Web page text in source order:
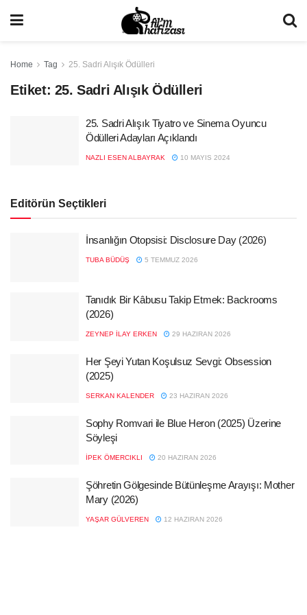
Home Tag 25. Sadri Alışık Ödülleri
Etiket: 25. Sadri Alışık Ödülleri
25. Sadri Alışık Tiyatro ve Sinema Oyuncu
Ödülleri Adayları Açıklandı
NAZLI ESEN ALBAYRAK 10 MAYIS 2024
Editörün Seçtikleri
İnsanlığın Otopsisi: Disclosure Day (2026)
TUBA BÜDÜŞ 5 TEMMUZ 2026
Tanıdık Bir Kâbusu Takip Etmek: Backrooms
(2026)
ZEYNEP İLAY ERKEN 29 HAZIRAN 2026
Her Şeyi Yutan Koşulsuz Sevgi: Obsession
(2025)
SERKAN KALENDER 23 HAZIRAN 2026
Sophy Romvari ile Blue Heron (2025) Üzerine
Söyleşi
İPEK ÖMERCIKLI 20 HAZIRAN 2026
Şöhretin Gölgesinde Bütünleşme Arayışı: Mother
Mary (2026)
YAŞAR GÜLVEREN 12 HAZIRAN 2026